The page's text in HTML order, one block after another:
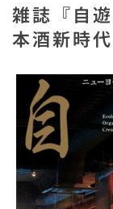
雑誌『自
本酒新時代